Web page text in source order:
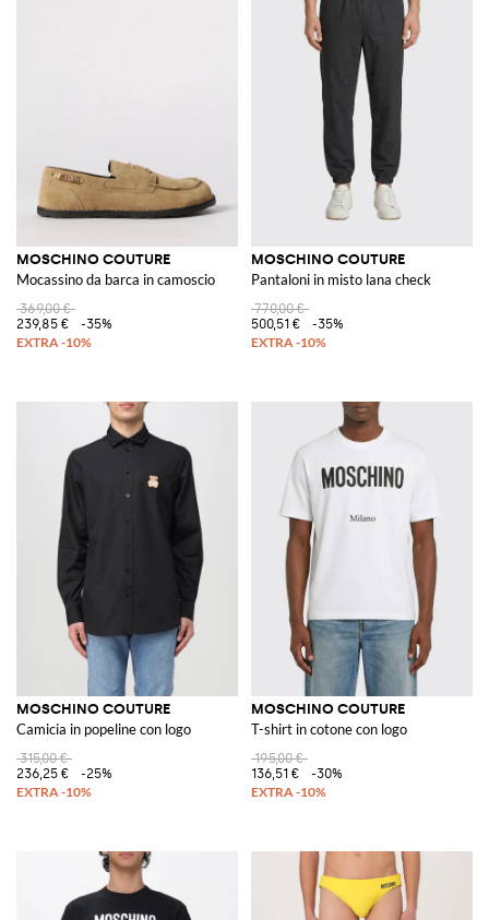
MOSCHINO COUTURE
Mocassino da barca in camoscio
369,00 €
239,85 €
-35%
MOSCHINO COUTURE
Pantaloni in misto lana check
770,00 €
500,51 €
-35%
MOSCHINO COUTURE
Camicia in popeline con logo
315,00 €
236,25 €
-25%
MOSCHINO COUTURE
T-shirt in cotone con logo
195,00 €
136,51 €
-30%